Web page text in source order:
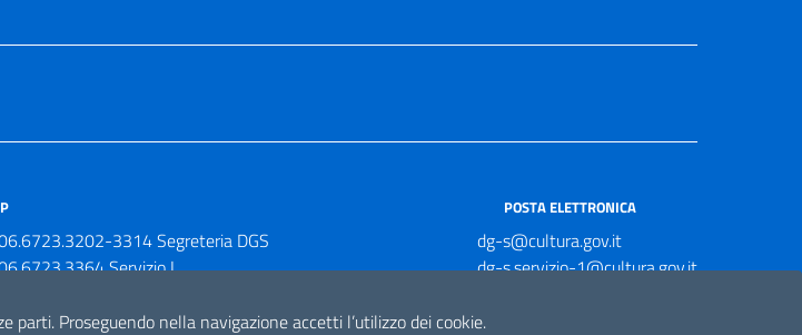
parti. Proseguendo nella navigazione accetti l’utilizzo dei cookie.
3314 Segreteria DGS
Servizio I
POSTA ELETTRONICA
dg-s@cultura.gov.it
dg-s.servizio-1@cultura.gov.it
dg-s.servizio-3@cultura.gov.it